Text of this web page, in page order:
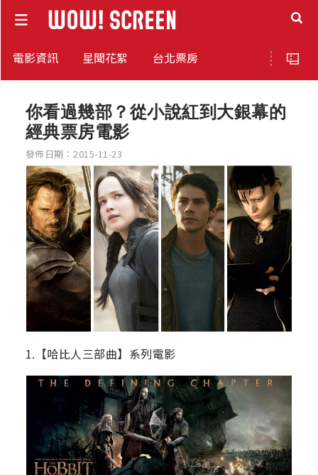
電影資訊 星聞花絮 台北票房
你看過幾部？從小說紅到大銀幕的
經典票房電影
發佈日期：2015-11-23
1.【哈比人三部曲】系列電影